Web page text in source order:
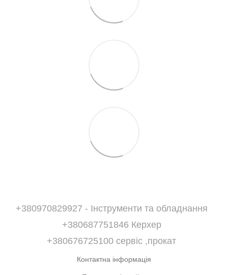
+380970829927 - Інструменти та обладнання
+380687751846 Керхер
+380676725100 сервіс ,прокат
Контактна інформація